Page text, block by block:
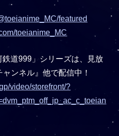
featured
toeianime_MC
道999」シリーズは、見放
ンネル』他で配信中！
video/storefront/?